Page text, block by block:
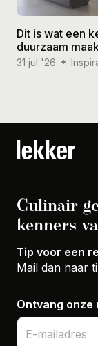
Dit is wat een
duurzaam
31 jul '26
Culinair
kenners
Tip voor een
Mail dan naar
Ontvang